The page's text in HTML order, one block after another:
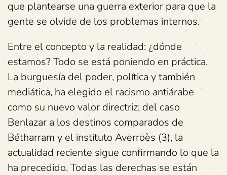
que plantearse una guerra exterior para que la
gente se olvide de los problemas internos.
Entre el concepto y la realidad: ¿dónde
estamos? Todo se está poniendo en práctica.
La burguesía del poder, política y también
mediática, ha elegido el racismo antiárabe
como su nuevo valor directriz; del caso
Benlazar a los destinos comparados de
Bétharram y el instituto Averroès (3), la
actualidad reciente sigue confirmando lo que la
ha precedido. Todas las derechas se están